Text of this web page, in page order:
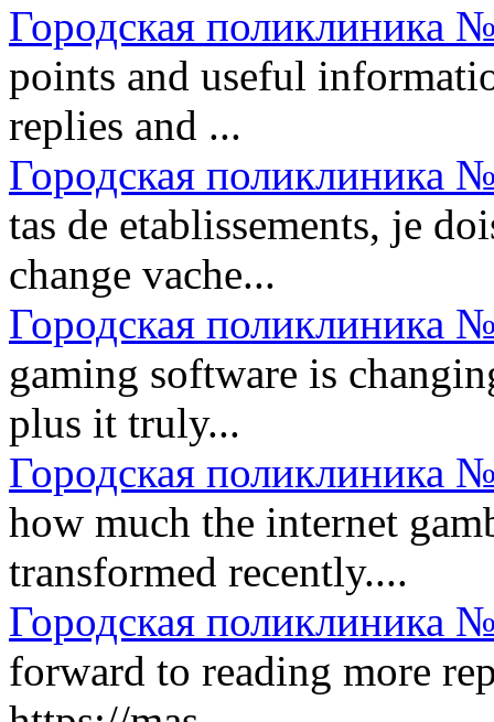
Городская поликлиника
points and useful
replies and ...
Городская поликлиника
tas de etablissements, je
change vache...
Городская поликлиника
gaming software is
plus it truly...
Городская поликлиника
how much the internet
transformed recently....
Городская поликлиника
forward to reading more